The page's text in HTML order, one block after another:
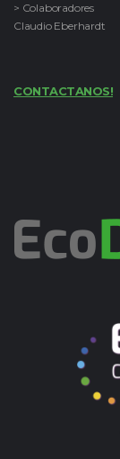
> Colaboradores
Claudio Eberhardt
CONTACTANOS!